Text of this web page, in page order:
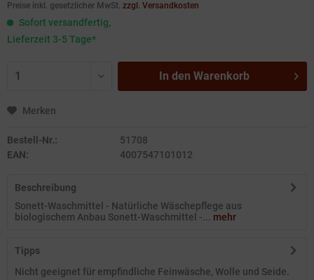
Preise inkl. gesetzlicher MwSt. zzgl. Versandkosten
Sofort versandfertig,
Lieferzeit 3-5 Tage*
In den Warenkorb
Merken
Bestell-Nr.:
51708
EAN:
4007547101012
Beschreibung
Sonett-Waschmittel - Natürliche Wäschepflege aus
biologischem Anbau Sonett-Waschmittel -... mehr
Tipps
Nicht geeignet für empfindliche Feinwäsche, Wolle und Seide.